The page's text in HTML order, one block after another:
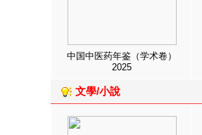
中国中医药年鉴（学术卷）
2025
文學/小說